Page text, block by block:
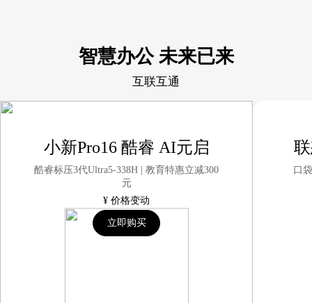
智慧办公 未来已来
互联互通
小新Pro16 酷睿 AI元启
酷睿标压3代Ultra5-338H | 教育特惠立减300
元
¥ 价格变动
立即购买
口